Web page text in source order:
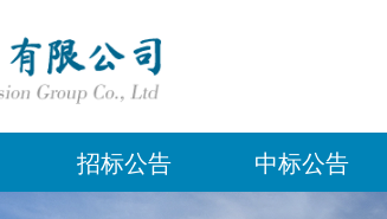
招标公告 中标公告